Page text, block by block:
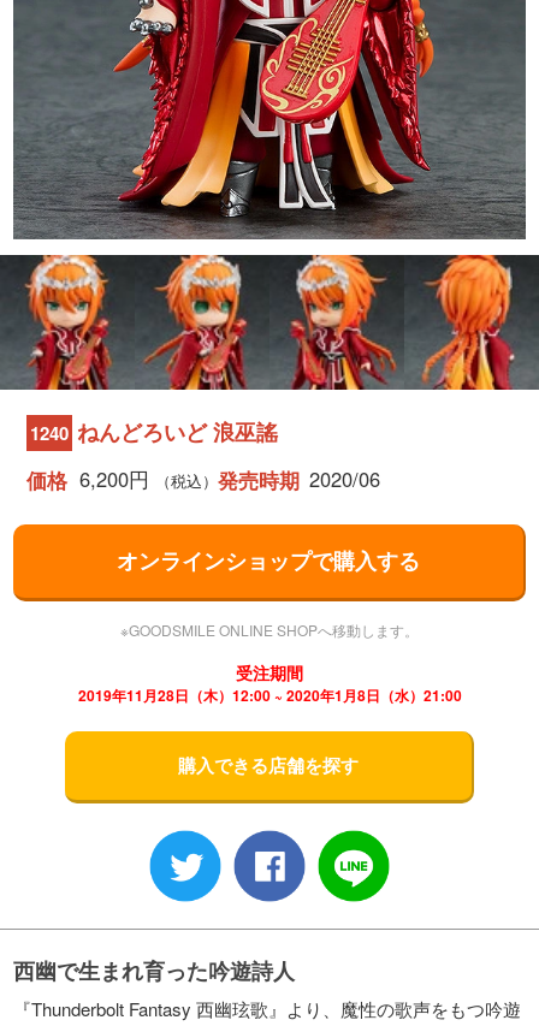
1240 ねんどろいど 浪巫謠
価格 6,200円 （税込） 発売時期 2020/06
オンラインショップで購入する
※GOODSMILE ONLINE SHOPへ移動します。
受注期間
2019年11月28日（木）12:00 ~ 2020年1月8日（水）21:00
購入できる店舗を探す
西幽で生まれ育った吟遊詩人
『Thunderbolt Fantasy 西幽玹歌』より、魔性の歌声をもつ吟遊